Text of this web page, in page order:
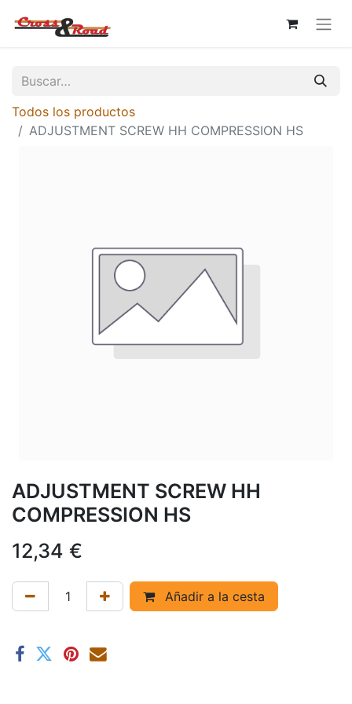
Todos los productos
ADJUSTMENT SCREW HH COMPRESSION HS
ADJUSTMENT SCREW HH
COMPRESSION HS
12,34 €
Añadir a la cesta